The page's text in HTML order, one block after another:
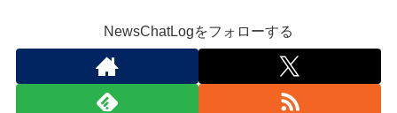
NewsChatLogをフォローする